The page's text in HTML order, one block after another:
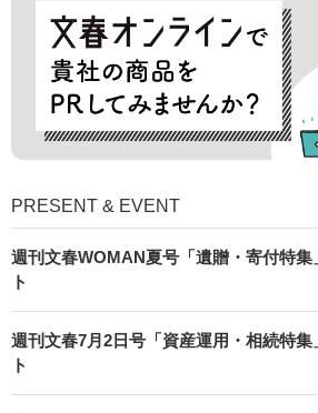
PRESENT & EVENT
週刊文春WOMAN夏号「遺贈・寄付特
ト
週刊文春7月2日号「資産運用・相続特
ト